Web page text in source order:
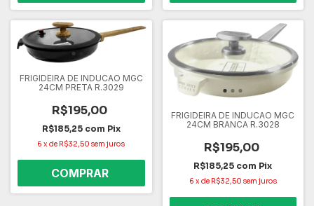
FRIGIDEIRA DE INDUCAO MGC
24CM PRETA R.3029
R$195,00
R$185,25 com Pix
6 xde R$32,50 sem juros
FRIGIDEIRA DE INDUCAO MGC
24CM BRANCA R.3028
R$195,00
R$185,25 com Pix
6 xde R$32,50 sem juros